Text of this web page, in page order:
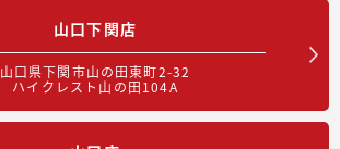
山口下関店
山口県下関市山の田東町2-32
ハイクレスト山の田104A